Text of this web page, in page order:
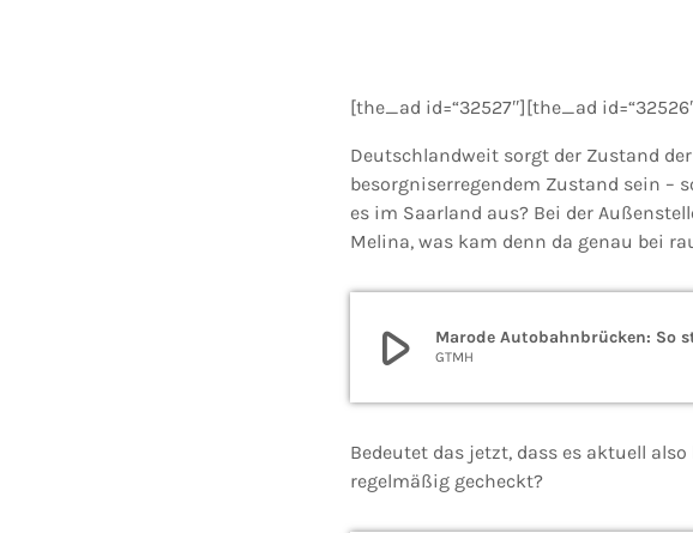
[the_ad id=“32527″][the_ad
Deutschlandweit sorgt der Zustand
besorgniserregendem Zustand sein –
es im Saarland aus? Bei der
Melina, was kam denn da genau bei
play_arrow Marode Autobahnbrücken: So
GTMH
Bedeutet das jetzt, dass es aktuell
regelmäßig gecheckt?